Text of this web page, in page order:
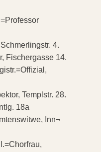
4.
Fischergasse 14.
Templstr. 28.
18a
Inn¬